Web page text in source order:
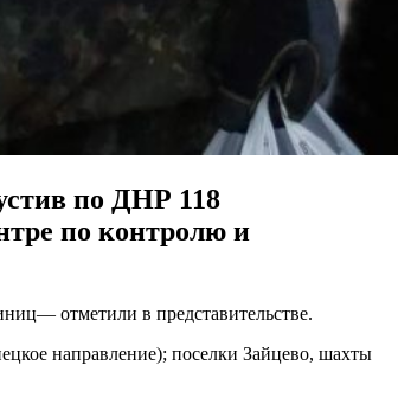
по ДНР 118
по контролю и
отметили в представительстве.
направление); поселки Зайцево, шахты